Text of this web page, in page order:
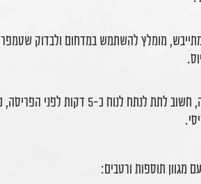
מתייבש, מומלץ להשתמש במדחום ולבדוק
לאחר הצלייה או האפייה, חשוב לתת לנתח
מגוון תוספות ורטבים: